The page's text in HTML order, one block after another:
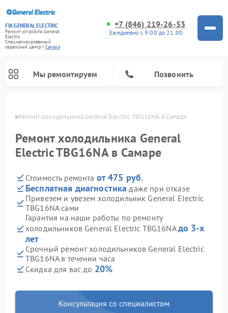
FIX-GENERAL ELECTRIC
Ремонт устройств General
Electric
Специализированный
cервисный центр г.Самара
+7 (846) 219-26-53
Ежедневно с 9:00 до 21:00
Мы ремонтируем Позвонить
Ремонт холодильника General Electric TBG16NA в Самаре
Ремонт холодильника General
Electric TBG16NA в Самаре
Стоимость ремонта от 475 руб.
Бесплатная диагностика даже при отказе
Привезем и увезем холодильник General Electric
TBG16NA сами
Гарантия на наши работы по ремонту
холодильников General Electric TBG16NAдо 3-х
лет
Срочный ремонт холодильников General Electric
TBG16NA в течении часа
Скидка для вас до 20%
Консультация со специалистом